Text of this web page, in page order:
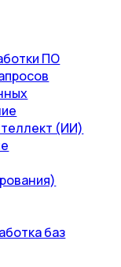
ПО
(ИИ)
баз